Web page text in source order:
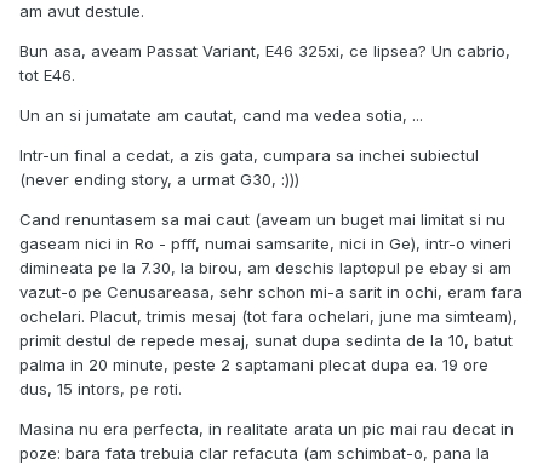
am avut destule.
Bun asa, aveam Passat Variant, E46 325xi, ce lipsea? Un cabrio,
tot E46.
Un an si jumatate am cautat, cand ma vedea sotia, ...
Intr-un final a cedat, a zis gata, cumpara sa inchei subiectul
(never ending story, a urmat G30, :)))
Cand renuntasem sa mai caut (aveam un buget mai limitat si nu
gaseam nici in Ro - pfff, numai samsarite, nici in Ge), intr-o vineri
dimineata pe la 7.30, la birou, am deschis laptopul pe ebay si am
vazut-o pe Cenusareasa, sehr schon mi-a sarit in ochi, eram fara
ochelari. Placut, trimis mesaj (tot fara ochelari, june ma simteam),
primit destul de repede mesaj, sunat dupa sedinta de la 10, batut
palma in 20 minute, peste 2 saptamani plecat dupa ea. 19 ore
dus, 15 intors, pe roti.
Masina nu era perfecta, in realitate arata un pic mai rau decat in
poze: bara fata trebuia clar refacuta (am schimbat-o, pana la